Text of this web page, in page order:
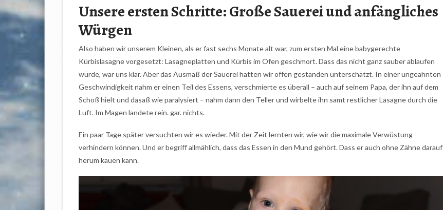
Unsere ersten Schritte: Große Sauerei und anfängliches
Würgen
Also haben wir unserem Kleinen, als er fast sechs Monate alt war, zum ersten Mal eine babygerechte
Kürbislasagne vorgesetzt: Lasagneplatten und Kürbis im Ofen geschmort. Dass das nicht ganz sauber ablaufen
würde, war uns klar. Aber das Ausmaß der Sauerei hatten wir offen gestanden unterschätzt. In einer ungeahnten
Geschwindigkeit nahm er einen Teil des Essens, verschmierte es überall – auch auf seinem Papa, der ihn auf dem
Schoß hielt und dasaß wie paralysiert – nahm dann den Teller und wirbelte ihn samt restlicher Lasagne durch die
Luft. Im Magen landete rein. gar. nichts.
Ein paar Tage später versuchten wir es wieder. Mit der Zeit lernten wir, wie wir die maximale Verwüstung
verhindern können. Und er begriff allmählich, dass das Essen in den Mund gehört. Dass er auch ohne Zähne darauf
herum kauen kann.